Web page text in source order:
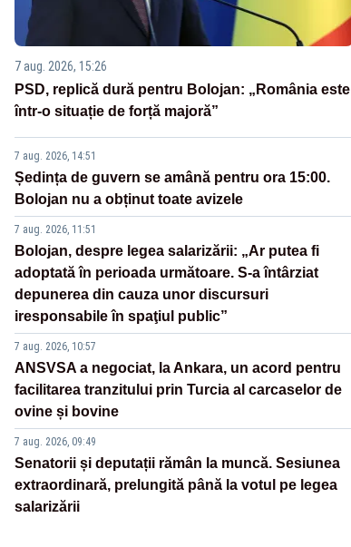
7 aug. 2026, 15:26
PSD, replică dură pentru Bolojan: „România este
într-o situație de forță majoră”
7 aug. 2026, 14:51
Ședința de guvern se amână pentru ora 15:00.
Bolojan nu a obținut toate avizele
7 aug. 2026, 11:51
Bolojan, despre legea salarizării: „Ar putea fi
adoptată în perioada următoare. S-a întârziat
depunerea din cauza unor discursuri
iresponsabile în spaţiul public”
7 aug. 2026, 10:57
ANSVSA a negociat, la Ankara, un acord pentru
facilitarea tranzitului prin Turcia al carcaselor de
ovine și bovine
7 aug. 2026, 09:49
Senatorii și deputații rămân la muncă. Sesiunea
extraordinară, prelungită până la votul pe legea
salarizării